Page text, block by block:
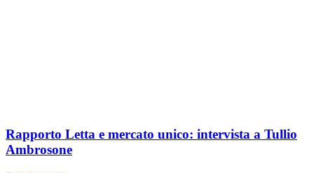
Rapporto Letta e mercato unico: intervista a Tullio
Ambrosone